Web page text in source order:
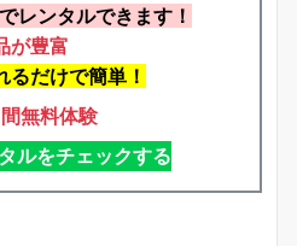
レンタルできます！
が豊富
だけで簡単！
無料体験
ルをチェックする